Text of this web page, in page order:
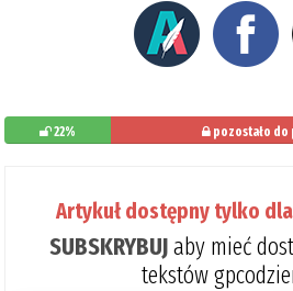
22% pozostało do
Artykuł dostępny tylko
SUBSKRYBUJaby mieć
tekstów